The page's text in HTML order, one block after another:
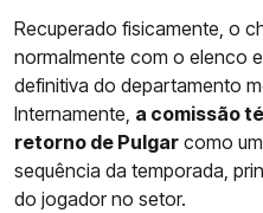
Recuperado fisicamente, o
normalmente com o elenco
definitiva do departamento
Internamente, a comissão
retorno de Pulgar como
sequência da temporada,
do jogador no setor.